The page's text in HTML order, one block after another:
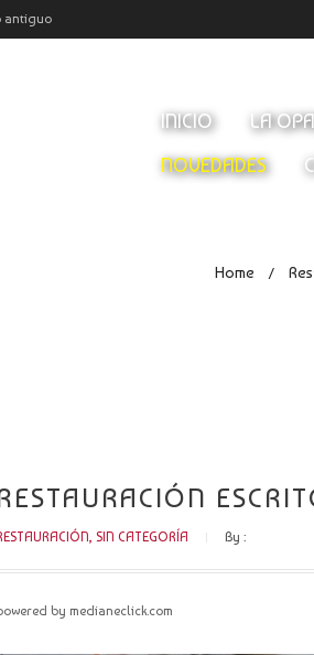
antiguo
INICIO LA
NOVEDADES
Home /
, SIN CATEGORÍA By :
by medianeclick.com